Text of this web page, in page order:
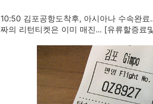
10:50 김포공항도착후, 아시아나 수속완
짜의 리턴티켓은 이미 매진... [유류할증